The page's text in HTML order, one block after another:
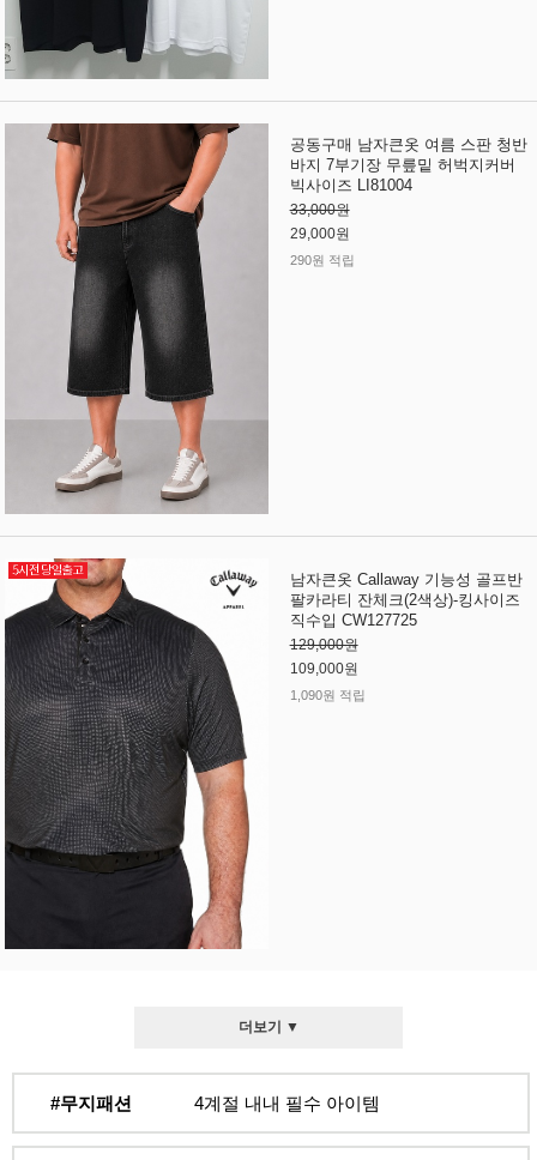
공동구매 남자큰옷 여름 스판 청반
바지 7부기장 무릎밑 허벅지커버
빅사이즈 LI81004
33,000원
29,000원
290원 적립
남자큰옷 Callaway 기능성 골프반
팔카라티 잔체크(2색상)-킹사이즈
직수입 CW127725
129,000원
109,000원
1,090원 적립
더보기 ▼
#무지패션 4계절 내내 필수 아이템